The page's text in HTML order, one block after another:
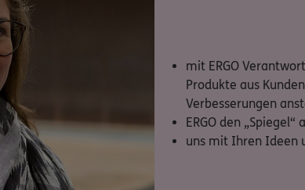
mit ERGO
Produkte aus
Verbesserungen
ERGO den
uns mit Ihren Ideen